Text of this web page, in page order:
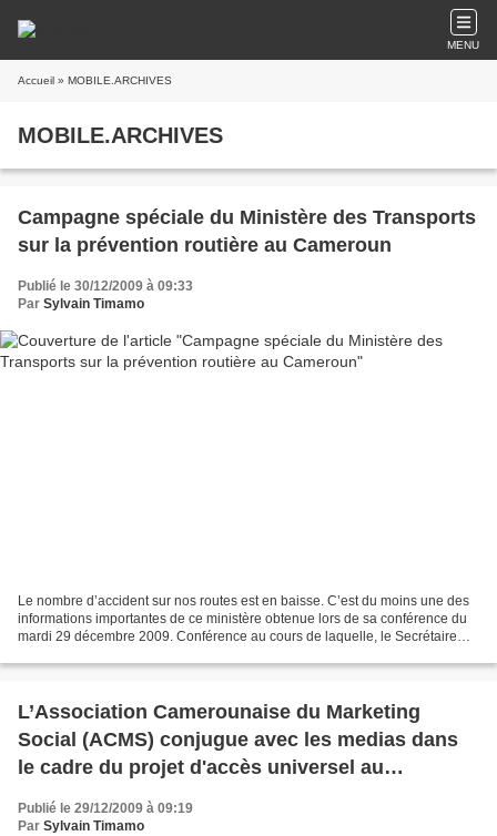
MENU
Accueil » MOBILE.ARCHIVES
MOBILE.ARCHIVES
Campagne spéciale du Ministère des Transports
sur la prévention routière au Cameroun
Publié le 30/12/2009 à 09:33
Par Sylvain Timamo
Le nombre d’accident sur nos routes est en baisse. C’est du moins une des
informations importantes de ce ministère obtenue lors de sa conférence du
mardi 29 décembre 2009. Conférence au cours de laquelle, le Secrétaire
L’Association Camerounaise du Marketing
Social (ACMS) conjugue avec les medias dans
le cadre du projet d'accès universel au
Publié le 29/12/2009 à 09:19
Par Sylvain Timamo